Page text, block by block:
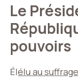
Le
pouvoirs
Élélu au